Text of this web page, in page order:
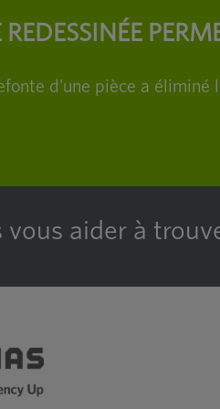
REDESSINÉE
d'une pièce a
vous aider à